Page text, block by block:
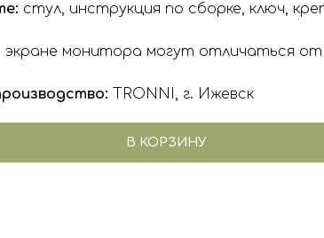
стул, инструкция по сборке, ключ,
экране монитора могут отличаться от
TRONNI, г. Ижевск
В КОРЗИНУ